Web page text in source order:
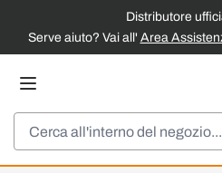
Distributore
Serve aiuto? Vai all' Area